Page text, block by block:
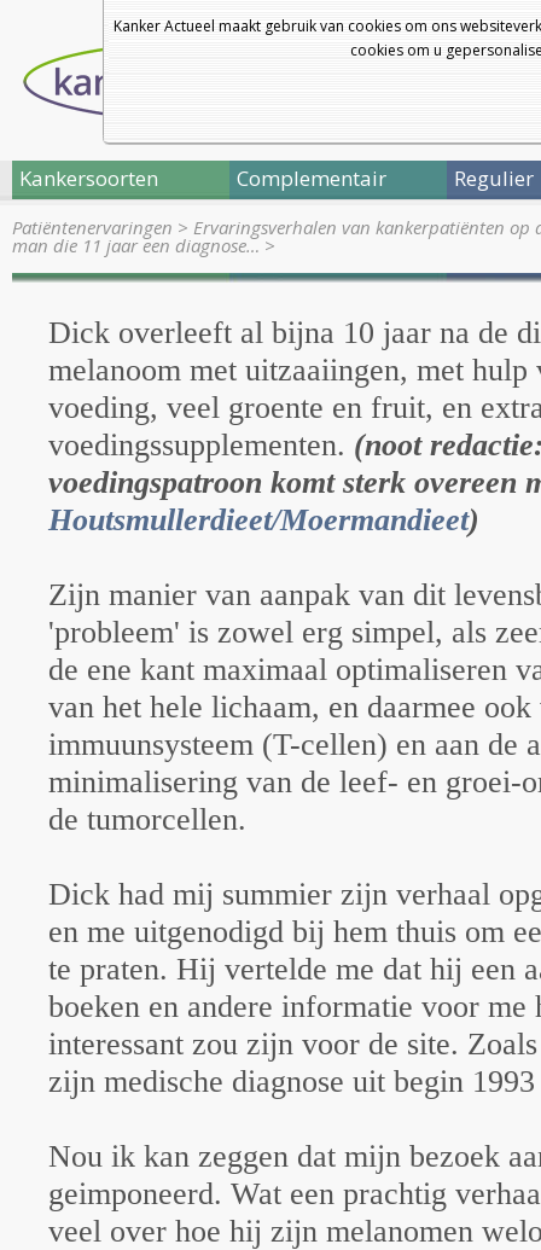
Kanker Actueel maakt gebruik van cookies om ons
cookies om u
Kankersoorten Complementair Regulier
Patiëntenervaringen > Ervaringsverhalen van kankerpatiënten op
man die 11 jaar een diagnose… >
Dick overleeft al bijna 10 jaar na de
melanoom met uitzaaiingen, met hulp
voeding, veel groente en fruit, en
voedingssupplementen. (noot
voedingspatroon komt sterk overeen
Houtsmullerdieet/Moermandieet)
Zijn manier van aanpak van dit
'probleem' is zowel erg simpel, als
de ene kant maximaal optimaliseren
van het hele lichaam, en daarmee ook
immuunsysteem (T-cellen) en aan de
minimalisering van de leef- en groei-
de tumorcellen.
Dick had mij summier zijn verhaal
en me uitgenodigd bij hem thuis om
te praten. Hij vertelde me dat hij een
boeken en andere informatie voor
interessant zou zijn voor de site.
zijn medische diagnose uit begin
Nou ik kan zeggen dat mijn bezoek
geimponeerd. Wat een prachtig
veel over hoe hij zijn melanomen